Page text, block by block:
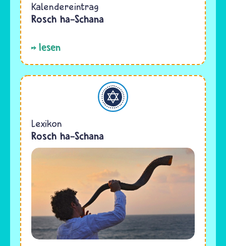
Kalendereintrag
Rosch ha-Schana
lesen
Judentum
Lexikon
Rosch ha-Schana